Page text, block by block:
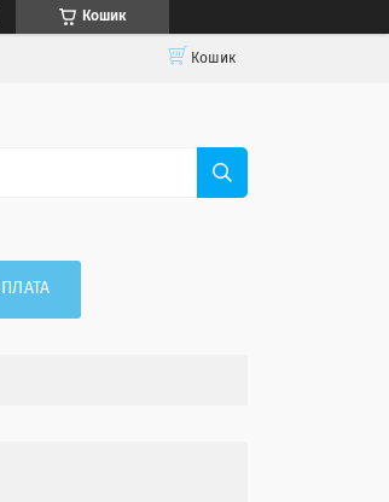
Кошик
Кошик